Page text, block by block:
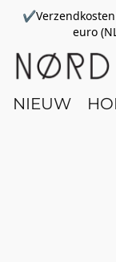
euro
NIEUW